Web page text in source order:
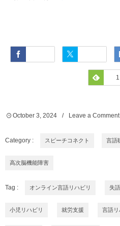
1
October 3,2024 Leave a Comment
Category : スピーチコネクト 言語
高次脳機能障害
Tag : オンライン言語リハビリ 失
小児リハビリ 就労支援 言語リ